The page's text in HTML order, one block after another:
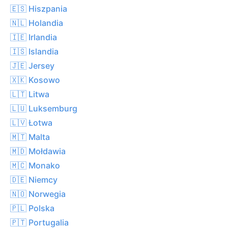
🇪🇸 Hiszpania
🇳🇱 Holandia
🇮🇪 Irlandia
🇮🇸 Islandia
🇯🇪 Jersey
🇽🇰 Kosowo
🇱🇹 Litwa
🇱🇺 Luksemburg
🇱🇻 Łotwa
🇲🇹 Malta
🇲🇩 Mołdawia
🇲🇨 Monako
🇩🇪 Niemcy
🇳🇴 Norwegia
🇵🇱 Polska
🇵🇹 Portugalia